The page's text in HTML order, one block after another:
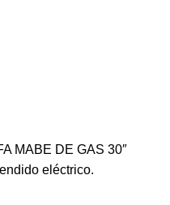
MABE DE GAS 30″
eléctrico.